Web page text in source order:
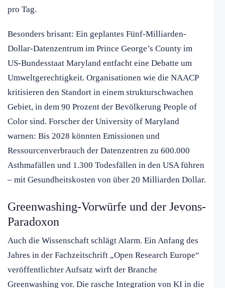
pro Tag.
Besonders brisant: Ein geplantes Fünf-Milliarden-
Dollar-Datenzentrum im Prince George’s County im
US-Bundesstaat Maryland entfacht eine Debatte um
Umweltgerechtigkeit. Organisationen wie die NAACP
kritisieren den Standort in einem strukturschwachen
Gebiet, in dem 90 Prozent der Bevölkerung People of
Color sind. Forscher der University of Maryland
warnen: Bis 2028 könnten Emissionen und
Ressourcenverbrauch der Datenzentren zu 600.000
Asthmafällen und 1.300 Todesfällen in den USA führen
– mit Gesundheitskosten von über 20 Milliarden Dollar.
Greenwashing-Vorwürfe und der Jevons-
Paradoxon
Auch die Wissenschaft schlägt Alarm. Ein Anfang des
Jahres in der Fachzeitschrift „Open Research Europe“
veröffentlichter Aufsatz wirft der Branche
Greenwashing vor. Die rasche Integration von KI in die